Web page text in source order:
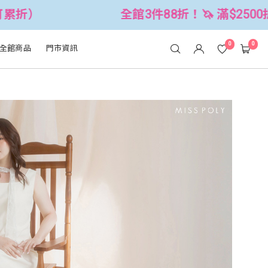
件88折！🦄 滿$2500折$300 (可累折）
館商品 門市資訊 0 0